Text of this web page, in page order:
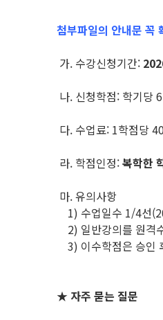
첨부파일의 안내문 꼭
가. 수강신청기간:
나. 신청학점: 학기당
다. 수업료: 1학점당
라. 학점인정:복학한
마. 유의사항
1) 수업일수 1/4선
2) 일반강의를 원격
3) 이수학점은 승인
★ 자주 묻는 질문